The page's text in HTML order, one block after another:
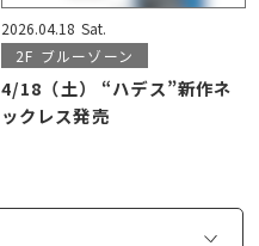
2026.04.18 Sat.
2F ブルーゾーン
4/18（土） “ハデス”新作ネ
ックレス発売